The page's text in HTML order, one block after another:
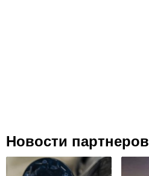
Новости партнеров